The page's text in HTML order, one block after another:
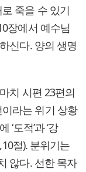
죽을 수 있기
장에서 예수님
신다. 양의 생명
치 시편 23편의
라는 위기 상황
도적’과 ‘강
절). 분위기는
않다. 선한 목자